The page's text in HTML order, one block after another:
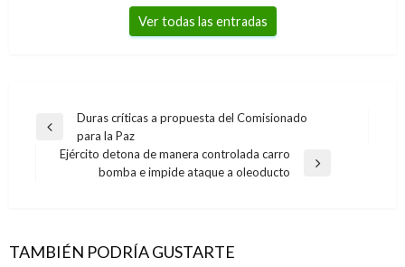
Ver todas las entradas
Navegación
entradas
Entrada
anterior
Duras críticas a propuesta del Comisionado
para la Paz
Ejército detona de manera controlada carro
bomba e impide ataque a oleoducto
TAMBIÉN PODRÍA GUSTARTE